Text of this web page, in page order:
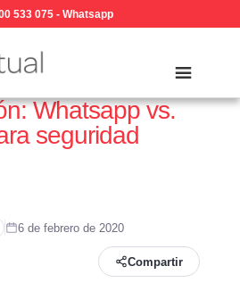
533 075- Whatsapp
Whatsapp vs.
seguridad
6 de febrero de 2020
Compartir